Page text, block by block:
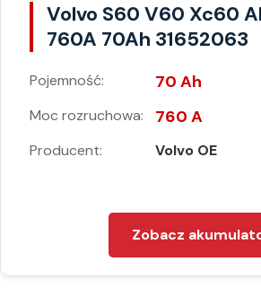
Volvo S60 V60 Xc60
760A 70Ah 31652063
Pojemność: 70 Ah
Moc rozruchowa: 760 A
Producent: Volvo OE
Zobacz